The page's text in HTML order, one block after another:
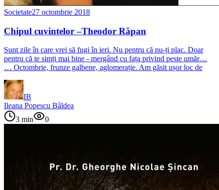
Societate27 octombrie 2018
Chipul cuvintelor –Theodor Răpan
Sunt zile în care vrei să fugi în ieri. Nu pentru că nu-ți plac. Doar
pentru că te simți mai bine - mergând cu fața privind peste umăr…
… Octombrie, frunze galbene, aglomerație. Am găsit ușor loc de
IB
Ileana Popescu Bâldea
3 min 0